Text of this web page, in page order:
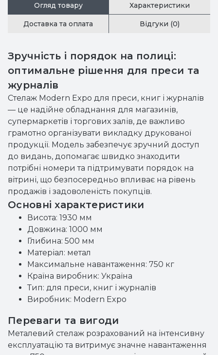
Огляд товару Характеристики
Доставка та оплата Відгуки (0)
Зручність і порядок на полиці:
оптимальне рішення для преси та
журналів
Стелаж Modern Expo для преси, книг і журналів
— це надійне обладнання для магазинів,
супермаркетів і торгових залів, де важливо
грамотно організувати викладку друкованої
продукції. Модель забезпечує зручний доступ
до видань, допомагає швидко знаходити
потрібні номери та підтримувати порядок на
вітрині, що безпосередньо впливає на рівень
продажів і задоволеність покупців.
Основні характеристики
Висота: 1930 мм
Довжина: 1000 мм
Глибина: 500 мм
Матеріал: метал
Максимальне навантаження: 750 кг
Країна виробник: Україна
Тип: для преси, книг і журналів
Виробник: Modern Expo
Переваги та вигоди
Металевий стелаж розрахований на інтенсивну
експлуатацію та витримує значне навантаження